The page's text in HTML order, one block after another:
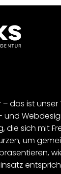
das ist unser
und
die sich mit
um